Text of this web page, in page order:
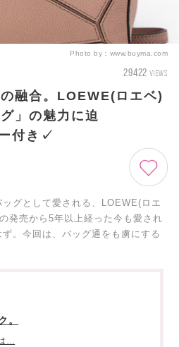
Photo by： www.buyma.com
29422 VIEWS
融合。LOEWE(ロエベ)
」の魅力に迫
付き✓
グとして愛される、LOEWE(ロエ
発売から5年以上経った今も愛され
。今回は、バッグ通をも虜にする
。
…